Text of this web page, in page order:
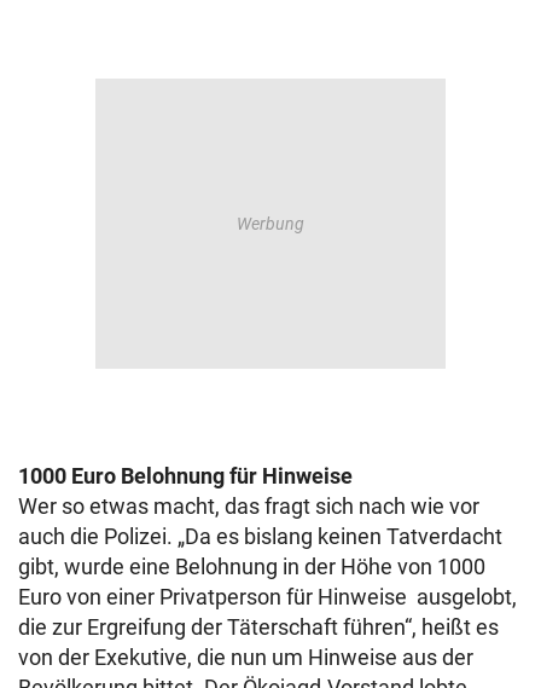
1000 Euro Belohnung für Hinweise
Wer so etwas macht, das fragt sich nach wie vor
auch die Polizei. „Da es bislang keinen Tatverdacht
gibt, wurde eine Belohnung in der Höhe von 1000
Euro von einer Privatperson für Hinweise ausgelobt,
die zur Ergreifung der Täterschaft führen“, heißt es
von der Exekutive, die nun um Hinweise aus der